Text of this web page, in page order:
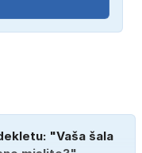
"Vaša šala